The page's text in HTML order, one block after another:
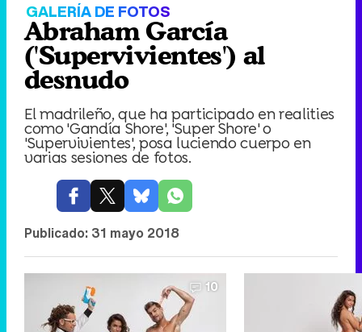
GALERÍA DE FOTOS
Abraham García
('Supervivientes') al
desnudo
El madrileño, que ha participado en realities
como 'Gandía Shore', 'Super Shore' o
'Supervivientes', posa luciendo cuerpo en
varias sesiones de fotos.
Publicado: 31 mayo 2018
10